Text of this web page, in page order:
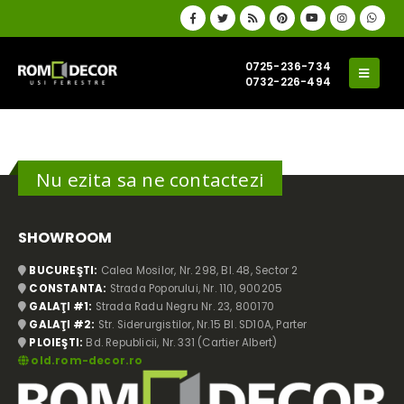
0725-236-734
0732-226-494
GEMINI RSM46 86x215 cm | Usa interior sticla RS120SF8600046
4 din 5
2.336,00lei
Nu ezita sa ne contactezi
SHOWROOM
BUCUREŞTI: Calea Mosilor, Nr. 298, Bl. 48, Sector 2
CONSTANTA: Strada Poporului, Nr. 110, 900205
GALAŢI #1: Strada Radu Negru Nr. 23, 800170
GALAŢI #2: Str. Siderurgistilor, Nr.15 Bl. SD10A, Parter
PLOIEŞTI: Bd. Republicii, Nr. 331 (Cartier Albert)
old.rom-decor.ro
Nu pierde timp cautand produsele
dorite
Raspunde la cateva intrebari si consultantii nostri vor
Alege categoria de produse care te
intereseaza
Inchideri terase si balcon